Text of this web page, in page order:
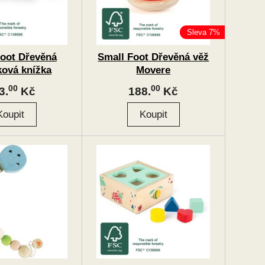
Dřevěná
knížka
hra
00Kč
Sleva 7%
Small Foot Dřevěná věž
Movere
188.00 Kč